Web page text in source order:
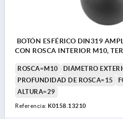
BOTÓN ESFÉRICO DIN319
CON ROSCA INTERIOR M10,
ROSCA=M10
DIÁMETRO
PROFUNDIDAD DE ROSCA=15
ALTURA=29
Referencia: K0158.13210